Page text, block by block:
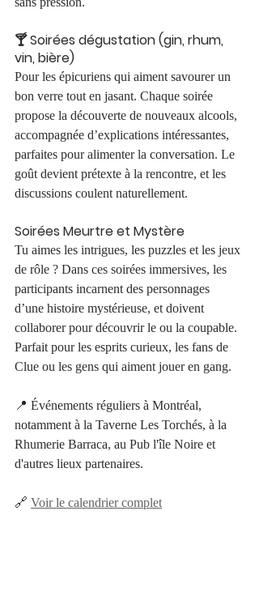
🍸 Soirées dégustation (gin, rhum,
vin, bière)
Pour les épicuriens qui aiment savourer un
bon verre tout en jasant. Chaque soirée
propose la découverte de nouveaux alcools,
accompagnée d’explications intéressantes,
parfaites pour alimenter la conversation. Le
goût devient prétexte à la rencontre, et les
discussions coulent naturellement.
Soirées Meurtre et Mystère
Tu aimes les intrigues, les puzzles et les jeux
de rôle ? Dans ces soirées immersives, les
participants incarnent des personnages
d’une histoire mystérieuse, et doivent
collaborer pour découvrir le ou la coupable.
Parfait pour les esprits curieux, les fans de
Clue ou les gens qui aiment jouer en gang.
📍 Événements réguliers à Montréal,
notamment à la Taverne Les Torchés, à la
Rhumerie Barraca, au Pub l'île Noire et
d'autres lieux partenaires.
🔗 Voir le calendrier complet